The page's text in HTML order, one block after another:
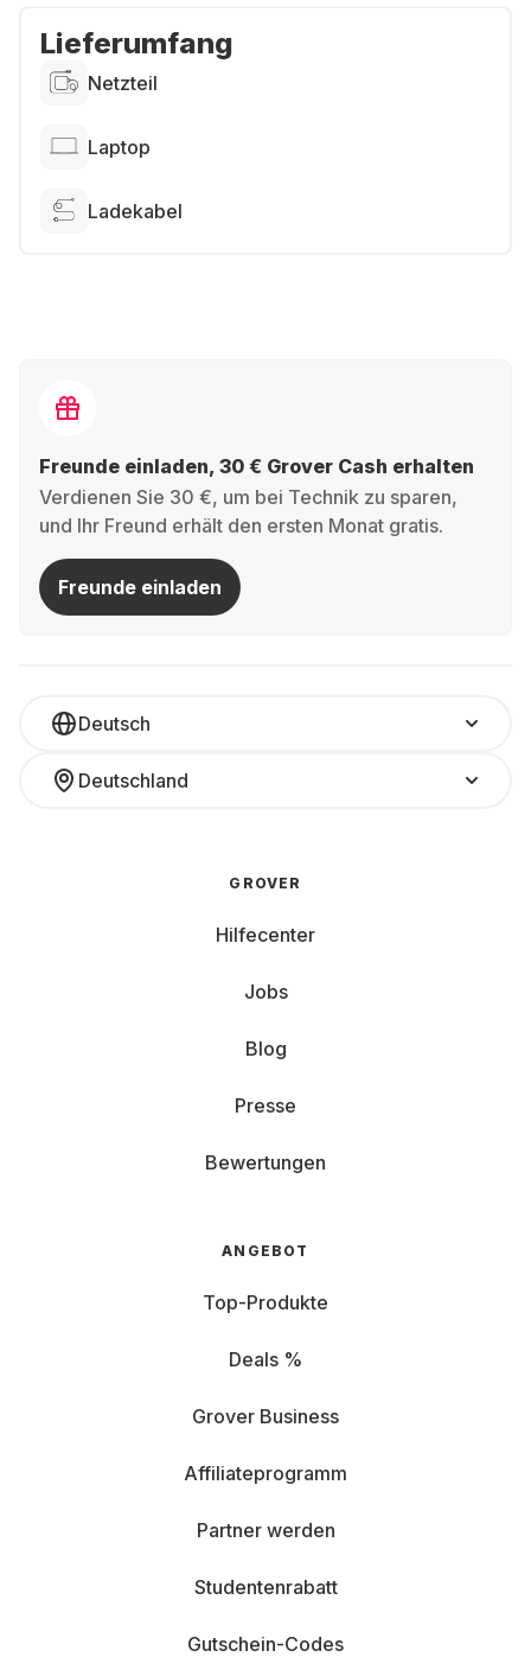
Lieferumfang
Netzteil
Laptop
Ladekabel
Freunde einladen, 30 € Grover Cash erhalten
Verdienen Sie 30 €, um bei Technik zu sparen,
und Ihr Freund erhält den ersten Monat gratis.
Freunde einladen
Deutsch
Deutschland
GROVER
Hilfecenter
Jobs
Blog
Presse
Bewertungen
ANGEBOT
Top-Produkte
Deals %
Grover Business
Affiliateprogramm
Partner werden
Studentenrabatt
Gutschein-Codes